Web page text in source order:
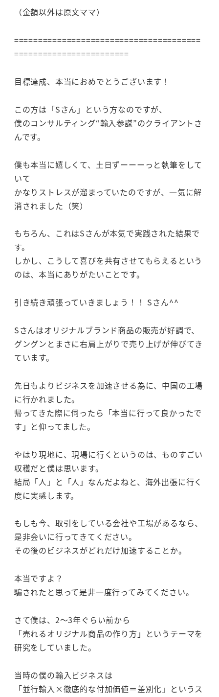
（金額以外は原文ママ）
=======================================
========================
目標達成、本当におめでとうございます！
この方は「Sさん」という方なのですが、
僕のコンサルティング“輸入参謀”のクライアントさ
んです。
僕も本当に嬉しくて、土日ずーーーっと執筆をして
いて
かなりストレスが溜まっていたのですが、一気に解
消されました（笑）
もちろん、これはSさんが本気で実践された結果で
す。
しかし、こうして喜びを共有させてもらえるという
のは、本当にありがたいことです。
引き続き頑張っていきましょう！！ Sさん^^
Sさんはオリジナルブランド商品の販売が好調で、
グングンとまさに右肩上がりで売り上げが伸びてき
ています。
先日もよりビジネスを加速させる為に、中国の工場
に行かれました。
帰ってきた際に伺ったら「本当に行って良かったで
す」と仰ってました。
やはり現地に、現場に行くというのは、ものすごい
収穫だと僕は思います。
結局「人」と「人」なんだよねと、海外出張に行く
度に実感します。
もしも今、取引をしている会社や工場があるなら、
是非会いに行ってきてください。
その後のビジネスがどれだけ加速することか。
本当ですよ？
騙されたと思って是非一度行ってみてください。
さて僕は、2～3年ぐらい前から
「売れるオリジナル商品の作り方」というテーマを
研究をしていました。
当時の僕の輸入ビジネスは
「並行輸入×徹底的な付加価値＝差別化」というス